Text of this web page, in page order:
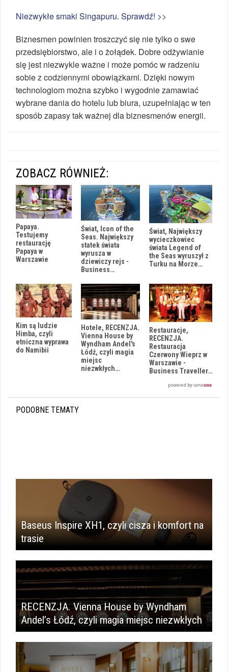
Niezwykłe smaki Singapuru. Sprawdź! >>
Biznesmen powinien troszczyć się nie tylko o swe
przedsiębiorstwo, ale i o żołądek. Dobre odżywianie
się jest niezwykle ważne i może pomóc w radzeniu
sobie z codziennymi obowiązkami. Dzięki nowym
technologiom można szybko i wygodnie zamawiać
wybrane dania do hotelu lub biura, uzupełniając w ten
sposób zapasy tak ważnej dla biznesmenów energii.
ZOBACZ RÓWNIEŻ:
Papaya.
Testujemy
restaurację
Papaya w
Warszawie
Świat, Icon of the
Seas. Największy
statek świata
wyrusza w
dziewiczy rejs -
Business…
Świat, Największy
wycieczkowiec
świata Legend of
the Seas wyruszył z
Turku na Morze…
Kim są ludzie
Himba, czyli
etniczna wyprawa
do Namibii
Hotele, RECENZJA.
Vienna House by
Wyndham Andel's
Łódź, czyli magia
miejsc
niezwkłych…
Restauracje,
RECENZJA.
Restauracja
Czerwony Wieprz w
Warszawie -
Business Traveller…
PODOBNE TEMATY
Baseus Inspire XH1, czyli cisza i komfort na
trasie
RECENZJA. Vienna House by Wyndham
Andel’s Łódź, czyli magia miejsc niezwkłych